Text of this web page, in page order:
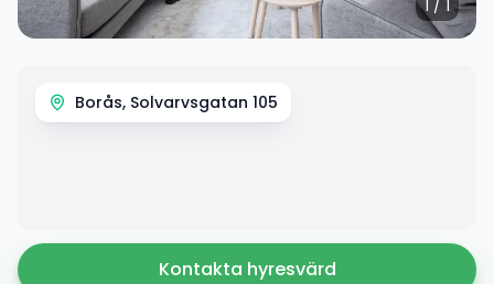
1 / 1
Borås, Solvarvsgatan 105
Kontakta hyresvärd